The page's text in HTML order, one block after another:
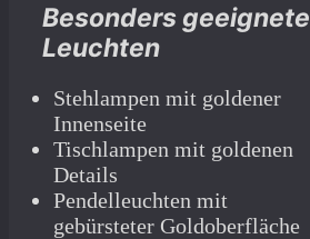
Besonders geeignete
Leuchten
Stehlampen mit goldener
Innenseite
Tischlampen mit goldenen
Details
Pendelleuchten mit
gebürsteter Goldoberfläche